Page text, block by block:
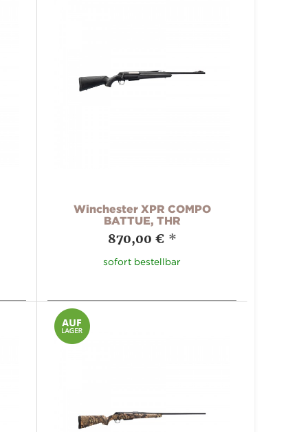
Winchester XPR COMPO
BATTUE, THR
870,00 € *
sofort bestellbar